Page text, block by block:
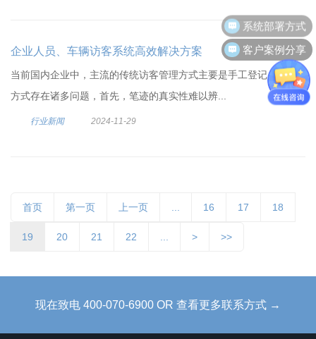
企业人员、车辆访客系统高效解决方案
当前国内企业中，主流的传统访客管理方式主要是手工登记。这种
方式存在诸多问题，首先，笔迹的真实性难以辨...
行业新闻 2024-11-29
首页 第一页 上一页 16 17 18
19 20 21 22 > >>
现在致电 400-070-6900 OR 查看更多联系方式 →
系统部署方式
客户案例分享